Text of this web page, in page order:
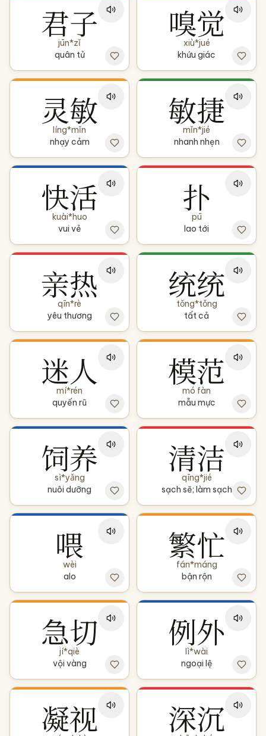
君子
jūn*zǐ
quân tử
嗅觉
xiù*jué
khứu giác
灵敏
líng*mǐn
nhạy cảm
敏捷
mǐn*jié
nhanh nhẹn
快活
kuài*huo
vui vẻ
扑
pū
lao tới
亲热
qīn*rè
yêu thương
统统
tǒng*tǒng
tất cả
迷人
mí*rén
quyến rũ
模范
mó fàn
mẫu mực
饲养
sì*yǎng
nuôi dưỡng
清洁
qīng*jié
sạch sẽ; làm sạch
喂
wèi
alo
繁忙
fán*máng
bận rộn
急切
jí*qiè
vội vàng
例外
lì*wài
ngoại lệ
凝视 深沉